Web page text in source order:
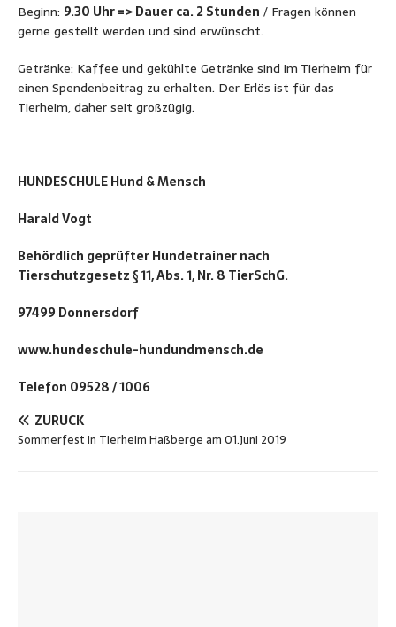
Beginn: 9.30 Uhr => Dauer ca. 2 Stunden / Fragen können
gerne gestellt werden und sind erwünscht.
Getränke: Kaffee und gekühlte Getränke sind im Tierheim für
einen Spendenbeitrag zu erhalten. Der Erlös ist für das
Tierheim, daher seit großzügig.
HUNDESCHULE Hund & Mensch
Harald Vogt
Behördlich geprüfter Hundetrainer nach
Tierschutzgesetz § 11, Abs. 1, Nr. 8 TierSchG.
97499 Donnersdorf
www.hundeschule-hundundmensch.de
Telefon 09528 / 1006
ZURÜCK
Sommerfest in Tierheim Haßberge am 01.Juni 2019